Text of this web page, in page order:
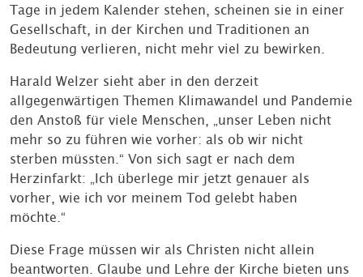
Tage in jedem Kalender stehen, scheinen sie in einer
Gesellschaft, in der Kirchen und Traditionen an
Bedeutung verlieren, nicht mehr viel zu bewirken.
Harald Welzer sieht aber in den derzeit
allgegenwärtigen Themen Klimawandel und Pandemie
den Anstoß für viele Menschen, „unser Leben nicht
mehr so zu führen wie vorher: als ob wir nicht
sterben müssten.“ Von sich sagt er nach dem
Herzinfarkt: „Ich überlege mir jetzt genauer als
vorher, wie ich vor meinem Tod gelebt haben
möchte.“
Diese Frage müssen wir als Christen nicht allein
beantworten. Glaube und Lehre der Kirche bieten uns